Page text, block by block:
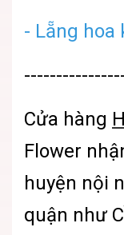
- Lẵng hoa
Cửa hàng
Flower
huyện nội
quận như